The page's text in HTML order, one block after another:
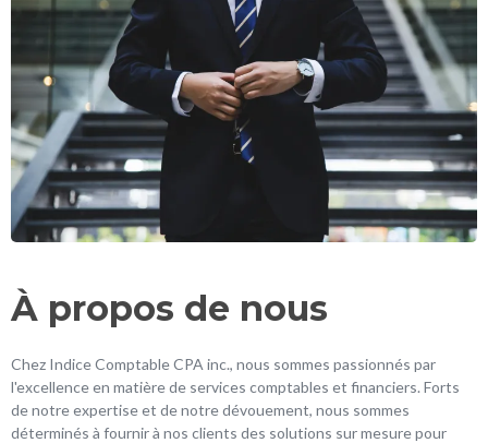
À propos de nous
Chez Indice Comptable CPA inc., nous sommes passionnés par
l'excellence en matière de services comptables et financiers. Forts
de notre expertise et de notre dévouement, nous sommes
déterminés à fournir à nos clients des solutions sur mesure pour